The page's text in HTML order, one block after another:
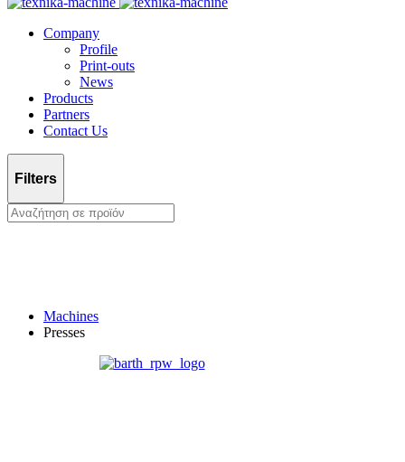
Company
Profile
Print-outs
News
Products
Partners
Contact Us
Filters
Machines
Presses